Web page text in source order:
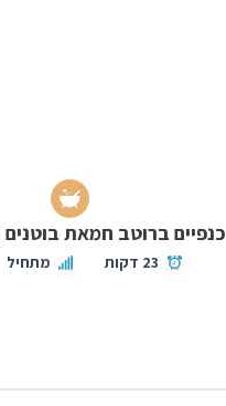
כנפיים ברוטב חמאת בוטנים
23 דקות מתחיל